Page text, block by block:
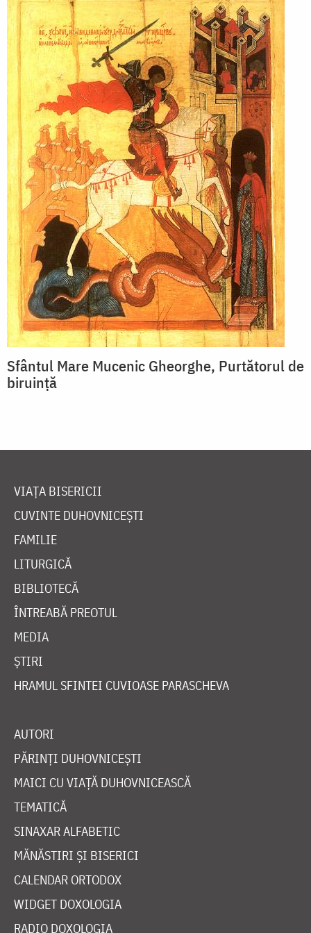
Sfântul Mare Mucenic Gheorghe, Purtătorul de
biruință
VIAȚA BISERICII
CUVINTE DUHOVNICEȘTI
FAMILIE
LITURGICĂ
BIBLIOTECĂ
ÎNTREABĂ PREOTUL
MEDIA
ȘTIRI
HRAMUL SFINTEI CUVIOASE PARASCHEVA
AUTORI
PĂRINȚI DUHOVNICEȘTI
MAICI CU VIAȚĂ DUHOVNICEASCĂ
TEMATICĂ
SINAXAR ALFABETIC
MĂNĂSTIRI ȘI BISERICI
CALENDAR ORTODOX
WIDGET DOXOLOGIA
RADIO DOXOLOGIA